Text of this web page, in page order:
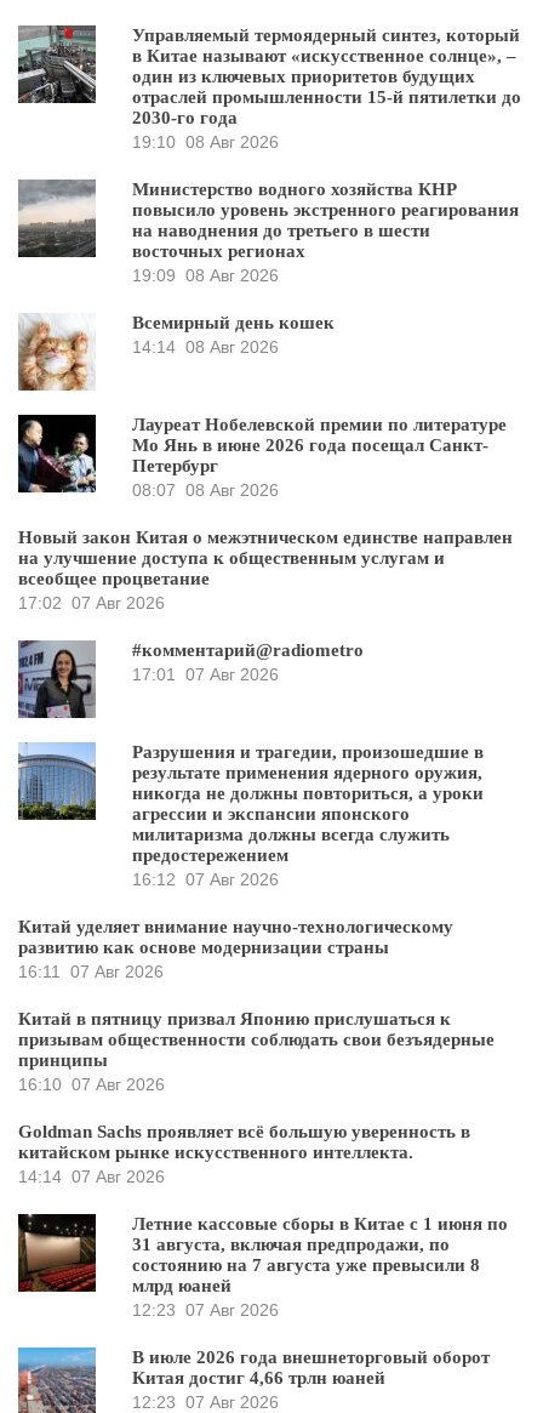
Управляемый термоядерный синтез, который
в Китае называют «искусственное солнце», –
один из ключевых приоритетов будущих
отраслей промышленности 15-й пятилетки до
2030-го года
19:10 08 Авг 2026
Министерство водного хозяйства КНР
повысило уровень экстренного реагирования
на наводнения до третьего в шести
восточных регионах
19:09 08 Авг 2026
Всемирный день кошек
14:14 08 Авг 2026
Лауреат Нобелевской премии по литературе
Мо Янь в июне 2026 года посещал Санкт-
Петербург
08:07 08 Авг 2026
Новый закон Китая о межэтническом единстве направлен
на улучшение доступа к общественным услугам и
всеобщее процветание
17:02 07 Авг 2026
#комментарий@radiometro
17:01 07 Авг 2026
Разрушения и трагедии, произошедшие в
результате применения ядерного оружия,
никогда не должны повториться, а уроки
агрессии и экспансии японского
милитаризма должны всегда служить
предостережением
16:12 07 Авг 2026
Китай уделяет внимание научно-технологическому
развитию как основе модернизации страны
16:11 07 Авг 2026
Китай в пятницу призвал Японию прислушаться к
призывам общественности соблюдать свои безъядерные
принципы
16:10 07 Авг 2026
Goldman Sachs проявляет всё большую уверенность в
китайском рынке искусственного интеллекта.
14:14 07 Авг 2026
Летние кассовые сборы в Китае с 1 июня по
31 августа, включая предпродажи, по
состоянию на 7 августа уже превысили 8
млрд юаней
12:23 07 Авг 2026
В июле 2026 года внешнеторговый оборот
Китая достиг 4,66 трлн юаней
12:23 07 Авг 2026